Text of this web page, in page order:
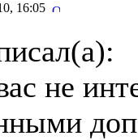
16:05
не